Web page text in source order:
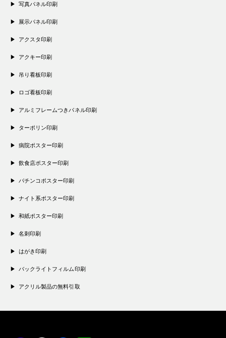
写真パネル印刷
展示パネル印刷
アクスタ印刷
アクキー印刷
吊り看板印刷
ロゴ看板印刷
アルミフレームつきパネル印刷
ターポリン印刷
病院ポスター印刷
飲食店ポスター印刷
パチンコポスター印刷
ナイト系ポスター印刷
和紙ポスター印刷
名刺印刷
はがき印刷
バックライトフィルム印刷
アクリル製品の無料引取